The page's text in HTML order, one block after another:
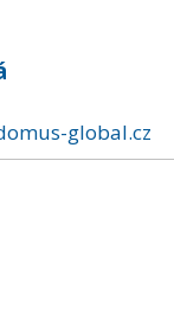
global.cz